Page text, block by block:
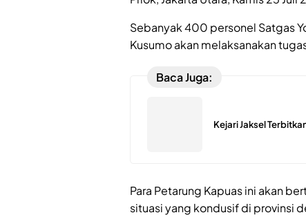
Sebanyak 400 personel Satgas
Kusumo akan melaksanakan
Baca Juga:
Kejari Jaksel
Para Petarung Kapuas ini akan
situasi yang kondusif di provinsi